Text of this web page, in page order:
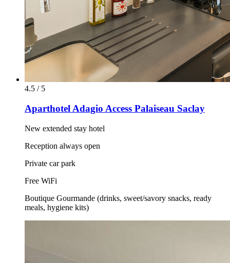
4.5 / 5
Aparthotel Adagio Access Palaiseau Saclay
New extended stay hotel
Reception always open
Private car park
Free WiFi
Boutique Gourmande (drinks, sweet/savory snacks, ready
meals, hygiene kits)